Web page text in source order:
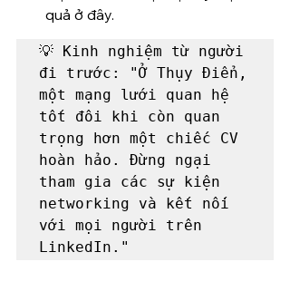
quả ở đây.
💡 Kinh nghiệm từ người
đi trước: "Ở Thụy Điển,
một mạng lưới quan hệ
tốt đôi khi còn quan
trọng hơn một chiếc CV
hoàn hảo. Đừng ngại
tham gia các sự kiện
networking và kết nối
với mọi người trên
LinkedIn."